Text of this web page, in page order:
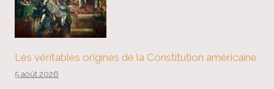
Les véritables origines de la Constitution américaine
5 août 2026